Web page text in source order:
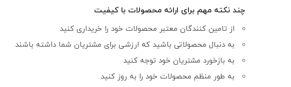
چند نکته مهم برای ارائه محصولات با کیفیت
از تامین کنندگان معتبر محصولات خود را خریداری کنید
به دنبال محصولاتی باشید که ارزشی برای مشتریان شما داشته باشند
به بازخورد مشتریان خود توجه کنید
به طور منظم محصولات خود را به روز کنید